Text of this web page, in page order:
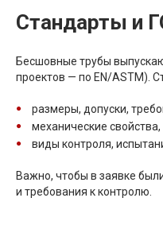
Стандарты и
Бесшовные трубы
проектов — по EN/ASTM).
размеры, допуски,
механические
виды контроля,
Важно, чтобы в заявке
и требования к контролю.